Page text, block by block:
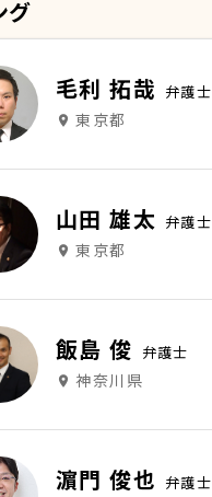
グ
毛利 拓哉 弁護士
place 東京都
山田 雄太 弁護士
place 東京都
飯島 俊 弁護士
place 神奈川県
濵門 俊也 弁護士